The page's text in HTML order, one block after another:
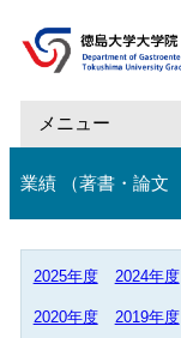
メニュー
トップ
教授よりご挨拶
教室の紹介
診療・研究
業績 （著書・論
2025年度 2024年度
2020年度 2019年度